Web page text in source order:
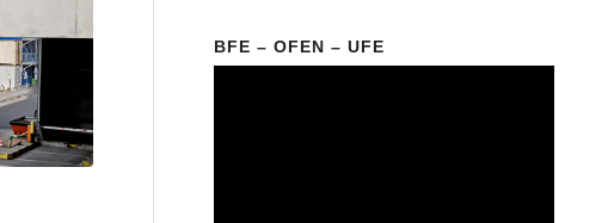
BFE – OFEN – UFE